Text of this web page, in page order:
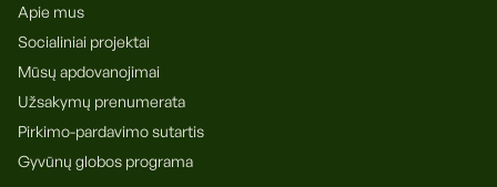
Apie mus
Socialiniai projektai
Mūsų apdovanojimai
Užsakymų prenumerata
Pirkimo-pardavimo sutartis
Gyvūnų globos programa